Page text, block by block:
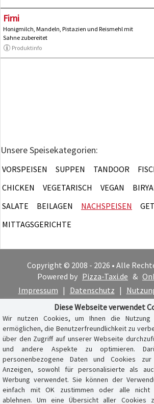
Firni
Honigmilch, Mandeln, Pistazien und Reismehl mit
Sahne zubereitet
Produktinfo
Unsere Speisekategorien:
VORSPEISEN SUPPEN TANDOOR
CHICKEN
VEGETARISCH VEGAN
SALATE
BEILAGEN NACHSPEISEN
MITTAGSGERICHTE
Copyright © 2008 - 2026 • Alle
Powered by Pizza-Taxi.de &
Impressum | Datenschutz |
Cookie-Hinweis
Diese Webseite verwendet
Wir nutzen Cookies, um Ihnen die
ermöglichen, die Benutzerfreundlichkeit zu
über den Zugriff auf unserer Webseite
und andere Aspekte zu optimieren.
personenbezogene Daten und Cookies zur
Anzeigen, sowohl für personalisierte als
Werbung verwendet. Sie können der
einfach mit OK zustimmen oder alle nicht
ablehnen. Um eine Übersicht aller Cookies